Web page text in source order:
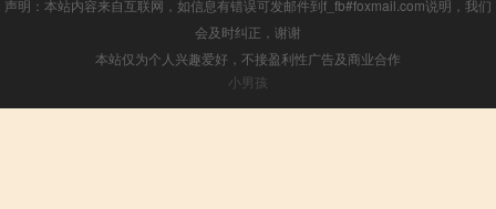
声明：本站内容来自互联网，如信息有错误可发邮件到f_fb#foxmail.com说明，我们
会及时纠正，谢谢
本站仅为个人兴趣爱好，不接盈利性广告及商业合作
小男孩